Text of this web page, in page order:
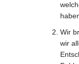
Wir
wir